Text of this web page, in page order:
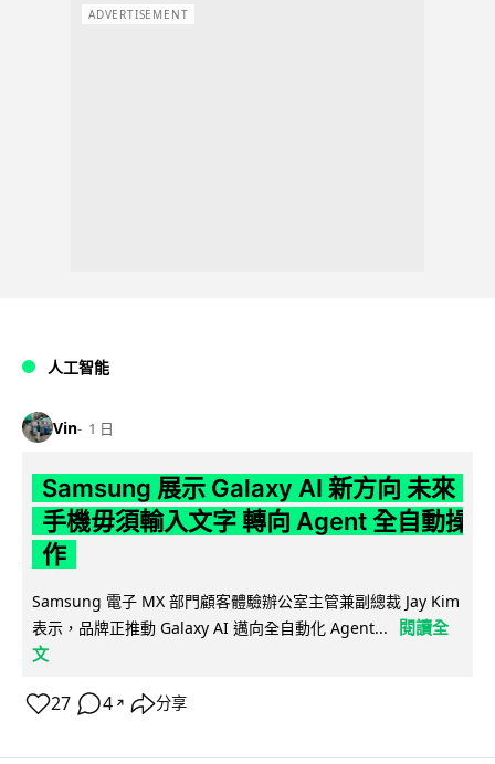
ADVERTISEMENT
人工智能
Vin 1 日
Samsung 展示 Galaxy AI 新方向 未來
手機毋須輸入文字 轉向 Agent 全自動操
作
Samsung 電子 MX 部門顧客體驗辦公室主管兼副總裁 Jay Kim
表示，品牌正推動 Galaxy AI 邁向全自動化 Agent...
閱讀全
文
27 4 ↗ 分享